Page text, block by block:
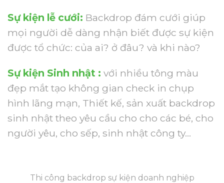
Sự kiện lễ cưới: Backdrop đám cưới giúp
mọi người dễ dàng nhận biết được sự kiện
được tổ chức: của ai? ở đâu? và khi nào?
Sự kiện Sinh nhật : với nhiều tông màu
đẹp mắt tạo không gian check in chụp
hình lãng mạn, Thiết kế, sản xuất backdrop
sinh nhật theo yêu cầu cho cho các bé, cho
người yêu, cho sếp, sinh nhật công ty…
Thi công backdrop sự kiện doanh nghiệp